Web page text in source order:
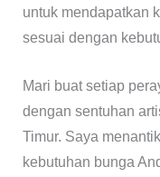
untuk mendapatkan
sesuai dengan
Mari buat setiap
dengan sentuhan
Timur. Saya
kebutuhan bunga